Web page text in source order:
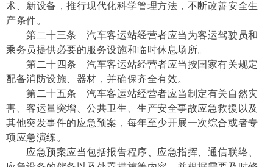
术、新设备，推行现代化科学管理方法，不断改善安全生
产条件。
第二十三条 汽车客运站经营者应当为客运驾驶员和
乘务员提供必要的服务设施和临时休息场所。
第二十四条 汽车客运站经营者应当按国家有关规定
配备消防设施、器材，并确保齐全有效。
第二十五条 汽车客运站经营者应当制定有关自然灾
害、客运量突增、公共卫生、生产安全事故应急救援以及
其他突发事件的应急预案，每年至少开展一次综合或者专
项应急演练。
应急预案应当包括报告程序、应急指挥、通信联络、